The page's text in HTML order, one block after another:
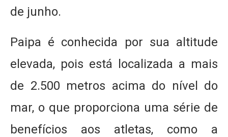
de junho.
Paipa é conhecida por sua altitude
elevada, pois está localizada a mais
de 2.500 metros acima do nível do
mar, o que proporciona uma série de
benefícios aos atletas, como a